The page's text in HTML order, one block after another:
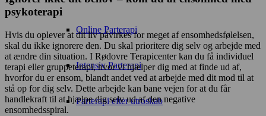
Online Parterapi
Intensiv Parterapi
Parterapi efter utroskab
psykoterapi
Hvis du oplever at dit liv påvirkes for meget af ensomhedsfølelsen,
skal du ikke ignorere den. Du skal prioritere dig selv og arbejde med
at ændre din situation. I Rødovre Terapicenter kan du få individuel
terapi eller gruppeterapi, hvor vi hjælper dig med at finde ud af,
hvorfor du er ensom, blandt andet ved at arbejde med dit mod til at
stå op for dig selv. Dette arbejde kan bane vejen for at du får
handlekraft til at hjælpe dig selv ud af den negative
ensomhedsspiral.